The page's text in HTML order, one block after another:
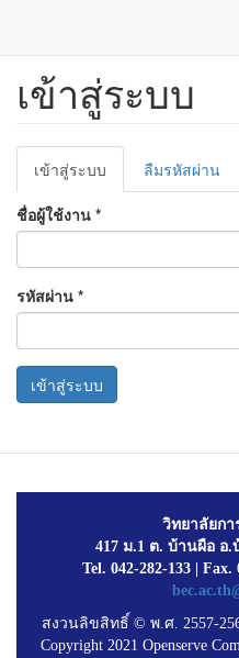
ข้าม
เนื้อหา
เข้าสู่ระบบ
Primary
tabs
เข้าสู่ระบบ
ปัจจุบัน)
ลืมรหัสผ่าน
ชื่อผู้ใช้งาน *
รหัสผ่าน *
เข้าสู่ระบบ
วิทยาลัยก
417 ม.1 ต. บ้านผือ อ.
Tel. 042-282-133 | Fax.
สงวนลิขสิทธิ์ © พ.ศ. 2557-
Copyright 2021 Openserve